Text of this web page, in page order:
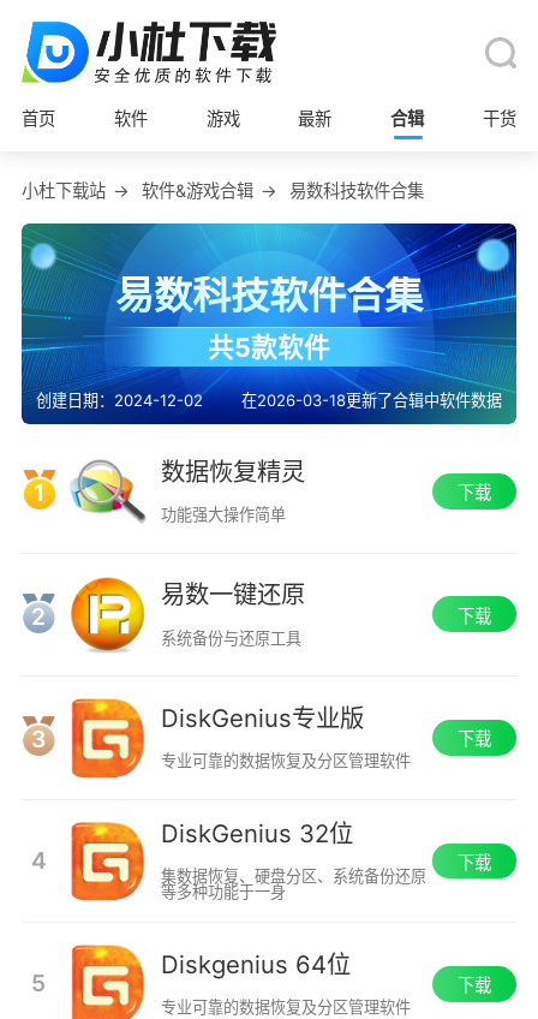
首页 软件 游戏 最新 合辑 干货
小杜下载站 → 软件&游戏合辑 → 易数科技软件合集
易数科技软件合集
共5款软件
创建日期：2024-12-02 在2026-03-18更新了合辑中软件数据
1
数据恢复精灵
功能强大操作简单
下载
2
易数一键还原
系统备份与还原工具
下载
3
DiskGenius专业版
专业可靠的数据恢复及分区管理软件
下载
4
DiskGenius 32位
集数据恢复、硬盘分区、系统备份还原
等多种功能于一身
下载
5
Diskgenius 64位
专业可靠的数据恢复及分区管理软件
下载